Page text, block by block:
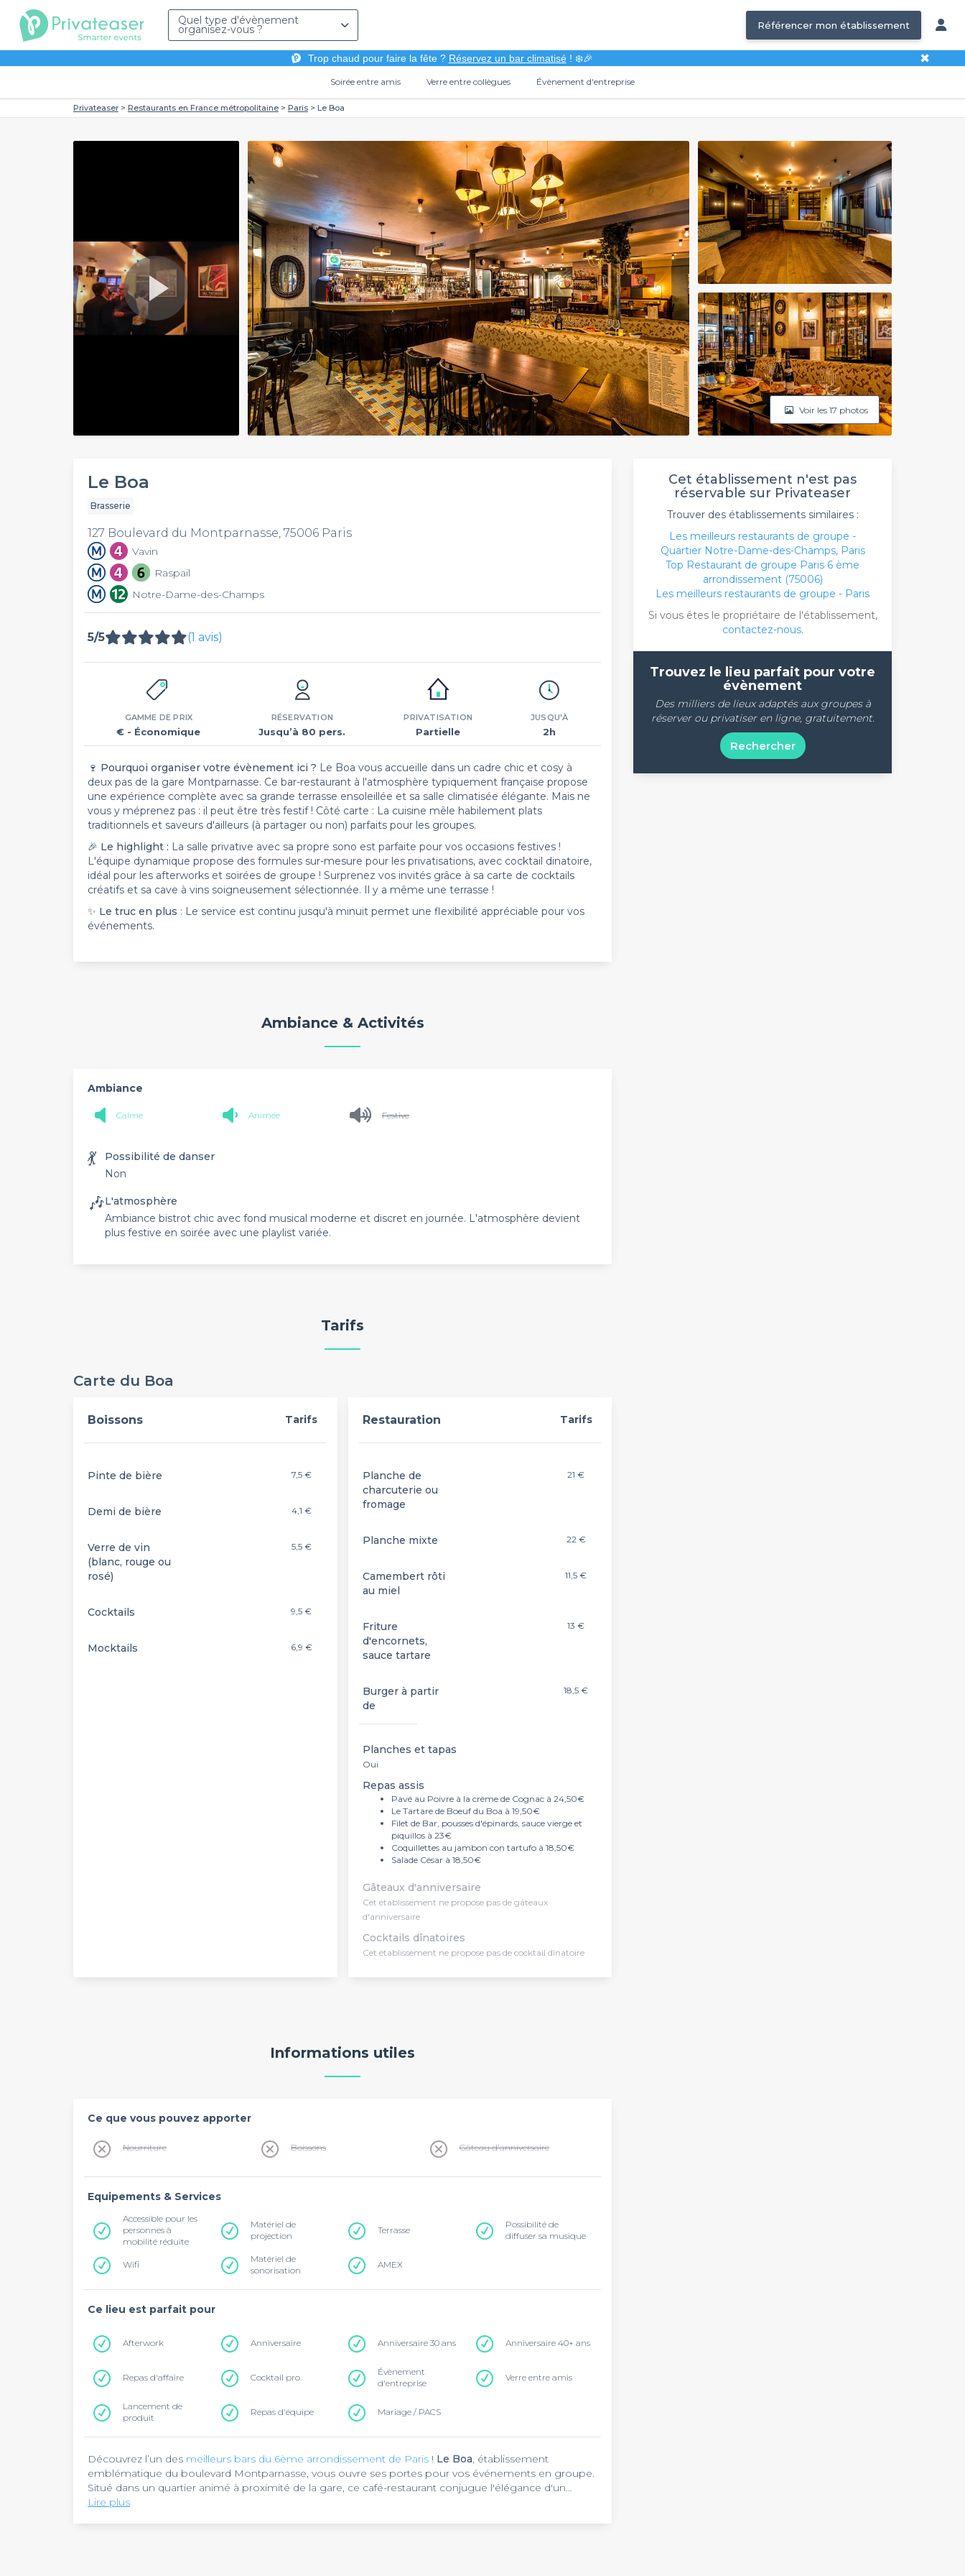
Quel type d'évènement
organisez-vous ? Référencer mon établissement
Trop chaud pour faire la fête ? Réservez un bar climatisé! ❄️🎉 ✖
Soirée entre amis Verre entre collègues Évènement d'entreprise
Privateaser Restaurants en France métropolitaine Paris Le Boa
Play
Video
Voir les 17 photos
Le Boa
Brasserie
127 Boulevard du Montparnasse, 75006 Paris
Vavin
Raspail
Notre-Dame-des-Champs
5/5 (1 avis)
GAMME DE PRIX
€ - Économique
RÉSERVATION
Jusqu’à 80 pers.
PRIVATISATION
Partielle
JUSQU'À
2h
🍷 Pourquoi organiser votre évènement ici ? Le Boa vous accueille dans un cadre chic et cosy à
deux pas de la gare Montparnasse. Ce bar-restaurant à l'atmosphère typiquement française propose
une expérience complète avec sa grande terrasse ensoleillée et sa salle climatisée élégante. Mais ne
vous y méprenez pas : il peut être très festif ! Côté carte : La cuisine mêle habilement plats
traditionnels et saveurs d'ailleurs (à partager ou non) parfaits pour les groupes.
🎉 Le highlight : La salle privative avec sa propre sono est parfaite pour vos occasions festives !
L'équipe dynamique propose des formules sur-mesure pour les privatisations, avec cocktail dinatoire,
idéal pour les afterworks et soirées de groupe ! Surprenez vos invités grâce à sa carte de cocktails
créatifs et sa cave à vins soigneusement sélectionnée. Il y a même une terrasse !
✨ Le truc en plus : Le service est continu jusqu'à minuit permet une flexibilité appréciable pour vos
événements.
Ambiance & Activités
Ambiance
Calme Animée Festive
💃
Possibilité de danser
Non
🎶L'atmosphère
Ambiance bistrot chic avec fond musical moderne et discret en journée. L'atmosphère devient
plus festive en soirée avec une playlist variée.
Tarifs
Carte du Boa
Boissons Tarifs
Pinte de bière 7,5 €
Demi de bière 4,1 €
Verre de vin
(blanc, rouge ou
rosé)
5,5 €
Cocktails 9,5 €
Mocktails 6,9 €
Restauration Tarifs
Planche de
charcuterie ou
fromage
21 €
Planche mixte 22 €
Camembert rôti
au miel
11,5 €
Friture
d'encornets,
sauce tartare
13 €
Burger à partir
de
18,5 €
Planches et tapas
Oui
Repas assis
Pavé au Poivre à la crème de Cognac à 24,50€
Le Tartare de Boeuf du Boa à 19,50€
Filet de Bar, pousses d'épinards, sauce vierge et
piquillos à 23€
Coquillettes au jambon con tartufo à 18,50€
Salade César à 18,50€
Gâteaux d'anniversaire
Cet établissement ne propose pas de gâteaux
d'anniversaire
Cocktails dînatoires
Cet établissement ne propose pas de cocktail dînatoire
Informations utiles
Ce que vous pouvez apporter
Nourriture Boissons Gâteau d'anniversaire
Equipements & Services
Accessible pour les
personnes à
mobilité réduite
Matériel de
projection
Terrasse
Possibilité de
diffuser sa musique
Wifi
Matériel de
sonorisation
AMEX
Ce lieu est parfait pour
Afterwork Anniversaire Anniversaire 30 ans Anniversaire 40+ ans
Repas d'affaire Cocktail pro.
Évènement
d'entreprise
Verre entre amis
Lancement de
produit
Repas d'équipe Mariage / PACS
Découvrez l’un des meilleurs bars du 6ème arrondissement de Paris ! Le Boa, établissement
emblématique du boulevard Montparnasse, vous ouvre ses portes pour vos événements en groupe.
Situé dans un quartier animé à proximité de la gare, ce café-restaurant conjugue l'élégance d'un
bistrot parisien avec une ambiance contemporaine.
Lire plus
Cet établissement n'est pas
réservable sur Privateaser
Trouver des établissements similaires :
Les meilleurs restaurants de groupe -
Quartier Notre-Dame-des-Champs, Paris
Top Restaurant de groupe Paris 6 ème
arrondissement (75006)
Les meilleurs restaurants de groupe - Paris
Si vous êtes le propriétaire de l'établissement,
contactez-nous.
Trouvez le lieu parfait pour votre
évènement
Des milliers de lieux adaptés aux groupes à
réserver ou privatiser en ligne, gratuitement.
Rechercher